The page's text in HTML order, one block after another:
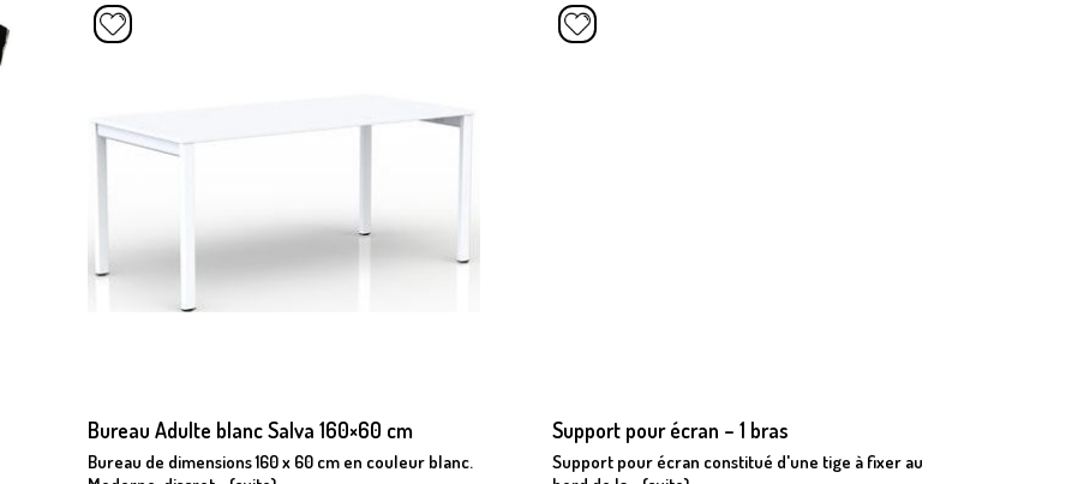
Bureau Adulte blanc Salva 160×60 cm
Bureau de dimensions 160 x 60 cm en couleur blanc.
Support pour écran – 1 bras
Support pour écran constitué d'une tige à fixer au